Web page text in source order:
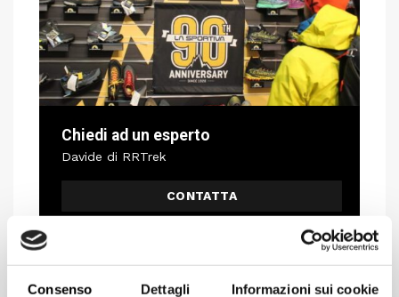
Consenso Dettagli Informazioni sui cookie
Chiedi ad un esperto
Davide di RRTrek
CONTATTA